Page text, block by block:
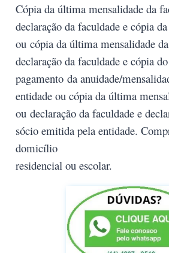
Cópia da última mensalidade da
declaração da faculdade e cópia
ou cópia da última mensalidade
declaração da faculdade e cópia
pagamento da anuidade/
entidade ou cópia da última
ou declaração da faculdade e
sócio emitida pela entidade.
domicílio
residencial ou escolar.